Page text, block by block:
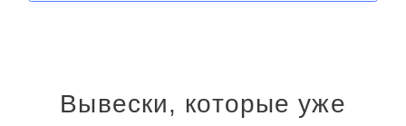
Вывески, которые уже